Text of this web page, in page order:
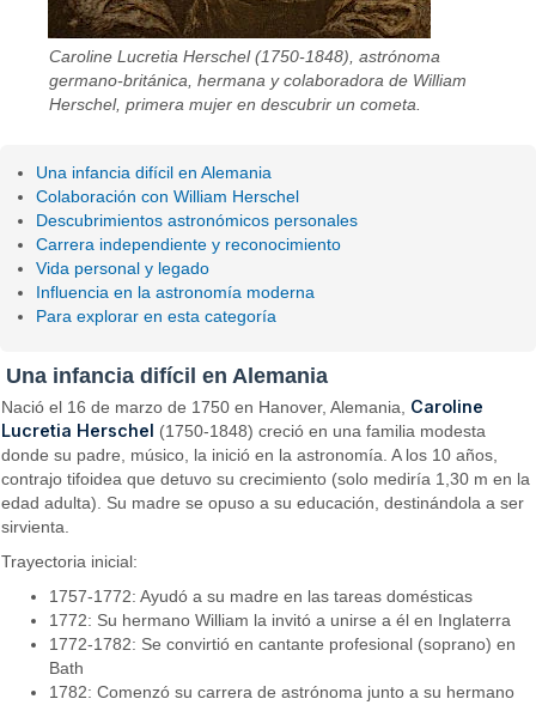
Caroline Lucretia Herschel (1750-1848), astrónoma
germano-británica, hermana y colaboradora de William
Herschel, primera mujer en descubrir un cometa.
Una infancia difícil en Alemania
Colaboración con William Herschel
Descubrimientos astronómicos personales
Carrera independiente y reconocimiento
Vida personal y legado
Influencia en la astronomía moderna
Para explorar en esta categoría
Una infancia difícil en Alemania
Nació el 16 de marzo de 1750 en Hanover, Alemania, Caroline
Lucretia Herschel (1750-1848) creció en una familia modesta
donde su padre, músico, la inició en la astronomía. A los 10 años,
contrajo tifoidea que detuvo su crecimiento (solo mediría 1,30 m en la
edad adulta). Su madre se opuso a su educación, destinándola a ser
sirvienta.
Trayectoria inicial:
1757-1772: Ayudó a su madre en las tareas domésticas
1772: Su hermano William la invitó a unirse a él en Inglaterra
1772-1782: Se convirtió en cantante profesional (soprano) en
Bath
1782: Comenzó su carrera de astrónoma junto a su hermano